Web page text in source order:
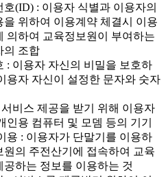
(ID) : 이용자 식별과 이용자의
을 위하여 이용계약 체결시 이용
의하여 교육정보원이 부여하는
의 조합
: 이용자 자신의 비밀을 보호하
용자 자신이 설정한 문자와 숫자
비스 제공을 받기 위해 이용자
인용 컴퓨터 및 모뎀 등의 기기
용 : 이용자가 단말기를 이용하
원의 주전산기에 접속하여 교육
공하는 정보를 이용하는 것